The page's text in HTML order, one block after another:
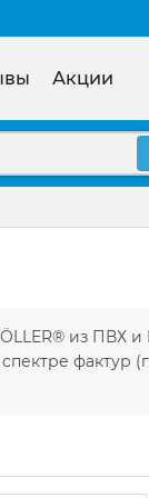
Акции
из ПВХ и
фактур